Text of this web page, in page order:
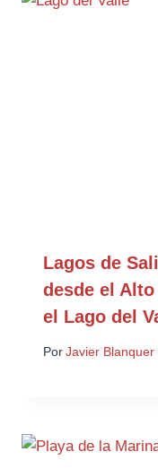
Lagos de
desde el
el Lago del
Por Javier Blanquer